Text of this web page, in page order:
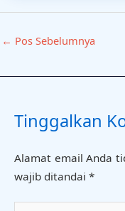
← Pos Sebelumnya
Tinggalkan
Alamat email Anda
wajib ditandai *